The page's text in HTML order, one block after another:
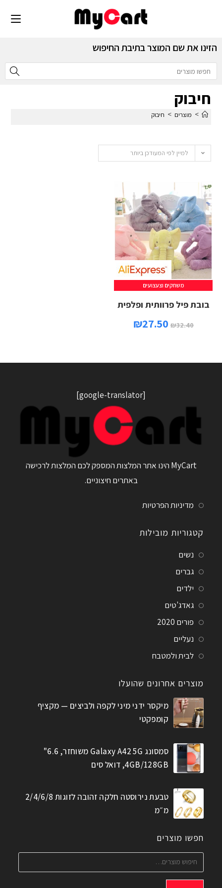
הזינו את שם המוצר בתיבת החיפוש
חיבוק
> מוצרים > חיבוק
למיין לפי המעודכן ביותר
משחקים וצעצועים
בובת פיל פרוותית ופלפית
₪32.40
₪27.50
[google-translator]
MyCart הינו אתר המלצות המספק לכם המלצות לרכישה
באתרים חיצוניים.
מדיניות הפרטיות
קטגוריות מובילות
נשים
גברים
ילדים
גאדג'טים
פורים 2020
נעליים
לבית ולמטבח
מוצרים אחרונים שהועלו
מיקסר ידני מיני לקפה ולביצים — מקציף
קומפקטי
סמסונג Galaxy A42 5G משוחזר, 6.6"
4GB/128GB, דואל סים
טבעת נירוסטה חלקה זהובה לזוגות 2/4/6/8
מ״מ
חפשו מוצרים